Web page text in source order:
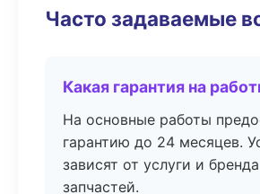
Часто задаваемые
Какая гарантия на
На основные работы
гарантию до 24 месяцев.
зависят от услуги и бренда
запчастей.